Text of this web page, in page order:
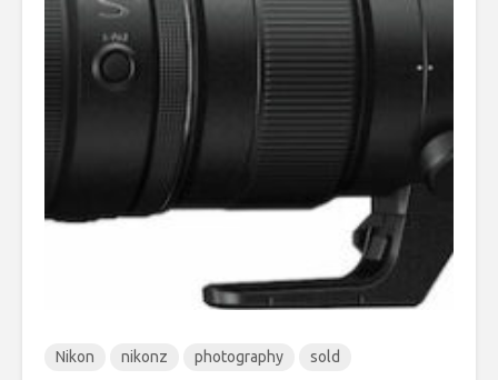
Nikon nikonz photography sold